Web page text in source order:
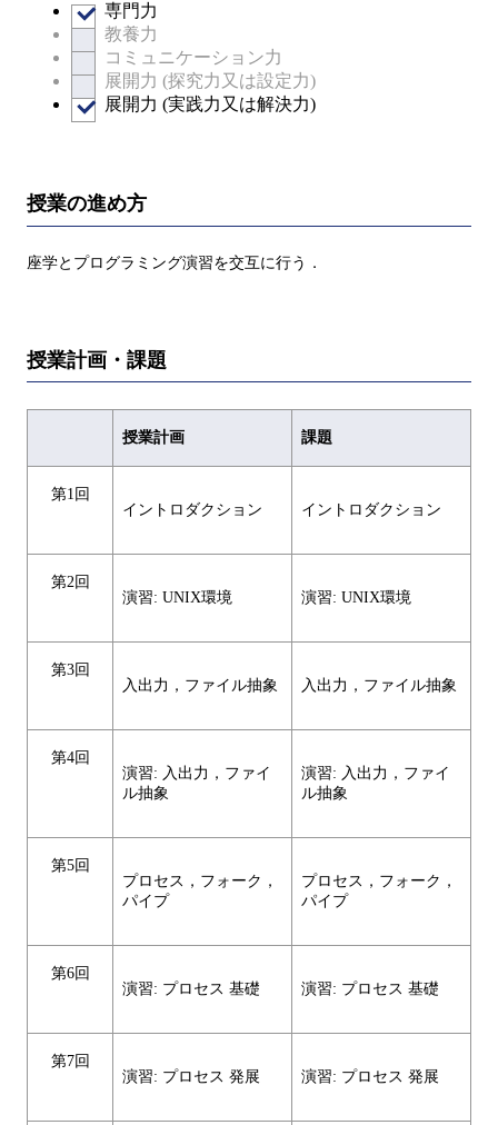
専門力
教養力
コミュニケーション力
展開力 (探究力又は設定力)
展開力 (実践力又は解決力)
授業の進め方
座学とプログラミング演習を交互に行う．
授業計画・課題
授業計画 課題
第1回
イントロダクション
イントロダクション
第2回
演習: UNIX環境
演習: UNIX環境
第3回
入出力，ファイル抽象
入出力，ファイル抽象
第4回
演習: 入出力，ファイ
ル抽象
演習: 入出力，ファイ
ル抽象
第5回
プロセス，フォーク，
パイプ
プロセス，フォーク，
パイプ
第6回
演習: プロセス 基礎
演習: プロセス 基礎
第7回
演習: プロセス 発展
演習: プロセス 発展